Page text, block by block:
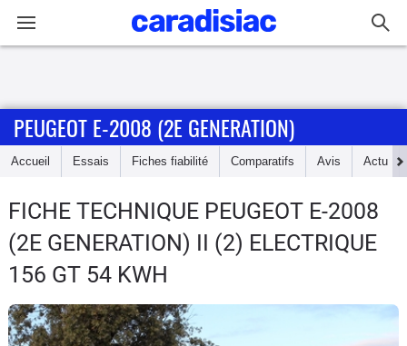
Accueil
Essais
Guide
d'achat
Electriques
PEUGEOT E-2008 (2E GENERATION)
Accueil Essais Fiches fiabilité Comparatifs Avis Actu
FICHE TECHNIQUE PEUGEOT E-2008
(2E GENERATION) II (2) ELECTRIQUE
156 GT 54 KWH